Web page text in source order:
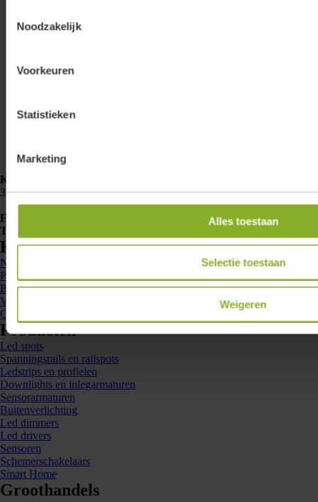
Noodzakelijk
Voorkeuren
Statistieken
Marketing
Alles toestaan
Selectie toestaan
Weigeren
Klemko Techniek B.V.
3763 LB Soest
E-mailadres
Telefoonnummer
Kennis en inspiratie
Nieuws
Projecten
Brochures
Veelgestelde vragen
Contact
Producten
Led spots
Spanningsrails en railspots
Ledstrips en profielen
Downlights en inlegarmaturen
Sensorarmaturen
Buitenverlichting
Led dimmers
Led drivers
Sensoren
Schemerschakelaars
Smart Home
Groothandels